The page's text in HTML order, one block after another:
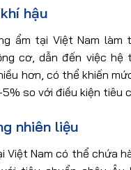
hậu
ẩm tại Việt Nam làm
cơ, dẫn đến việc hệ
hơn, có thể khiến
so với điều kiện tiêu
nhiên liệu
Việt Nam có thể chứa